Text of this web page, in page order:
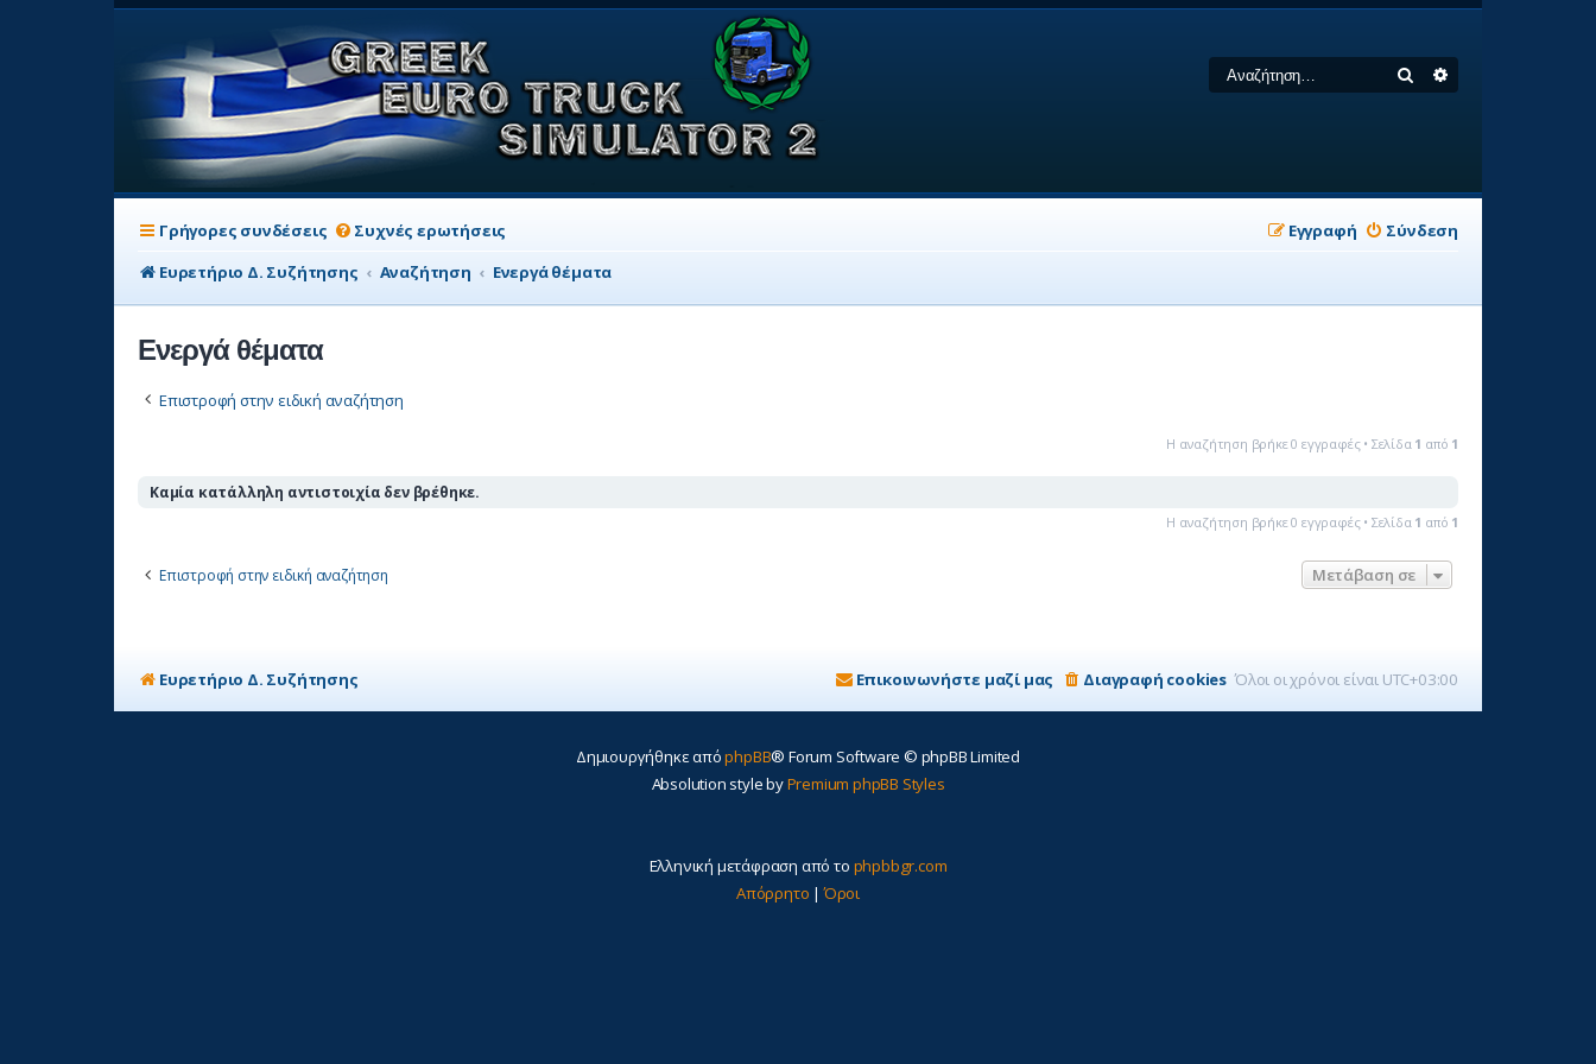
Αναζήτηση
Γρήγορες συνδέσεις Συχνές ερωτήσεις Σύνδεση
Εγγραφή
Ευρετήριο Δ. Συζήτησης
Αναζήτηση Ενεργά θέματα
Ενεργά θέματα
Επιστροφή στην ειδική αναζήτηση
Η αναζήτηση βρήκε 0 εγγραφές • Σελίδα 1 από 1
Καμία κατάλληλη αντιστοιχία δεν βρέθηκε.
Η αναζήτηση βρήκε 0 εγγραφές • Σελίδα 1 από 1
Επιστροφή στην ειδική αναζήτηση Μετάβαση σε
Ευρετήριο Δ. Συζήτησης Όλοι οι χρόνοι είναι UTC+03:00
Διαγραφή cookies
Επικοινωνήστε μαζί μας
Δημιουργήθηκε απόphpBB® Forum Software © phpBB Limited
Absolution style byPremium phpBB Styles
Ελληνική μετάφραση από το phpbbgr.com
Απόρρητο |Όροι